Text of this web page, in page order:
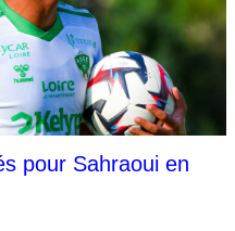
pour Sahraoui en